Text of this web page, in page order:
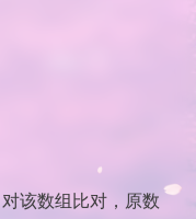
该数组比对，原数